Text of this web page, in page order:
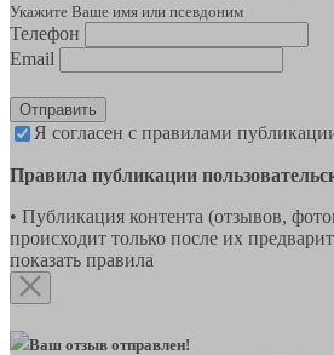
Укажите Ваше имя или псевдоним
Телефон
Email
Отправить
Я согласен с правилами
Правила публикации
• Публикация контента (отзывов,
происходит только после их
показать правила
Ваш отзыв отправлен!